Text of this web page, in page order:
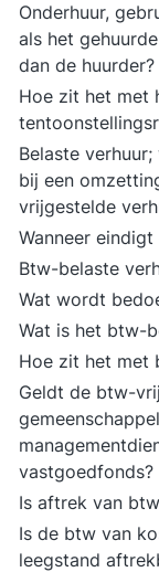
Onderhuur,
als het
dan de huurder?
Hoe zit het met
Belaste
bij een
vrijgestelde
Wanneer
Btw-belaste
Wat wordt
Wat is het btw-
Hoe zit het met
Geldt de btw-
vastgoedfonds?
Is aftrek van
Is de btw van
leegstand